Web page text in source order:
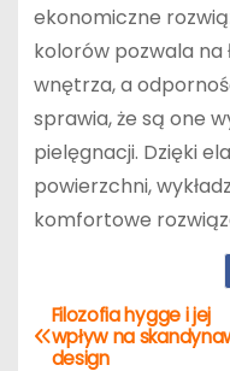
ekonomiczne
kolorów pozwala na
wnętrza, a
sprawia, że są one
pielęgnacji. Dzięki
powierzchni,
komfortowe
NFilozofia hygge i jej
wpływ na
design